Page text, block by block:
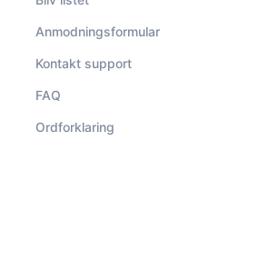
Anmodningsformular
Kontakt support
FAQ
Ordforklaring